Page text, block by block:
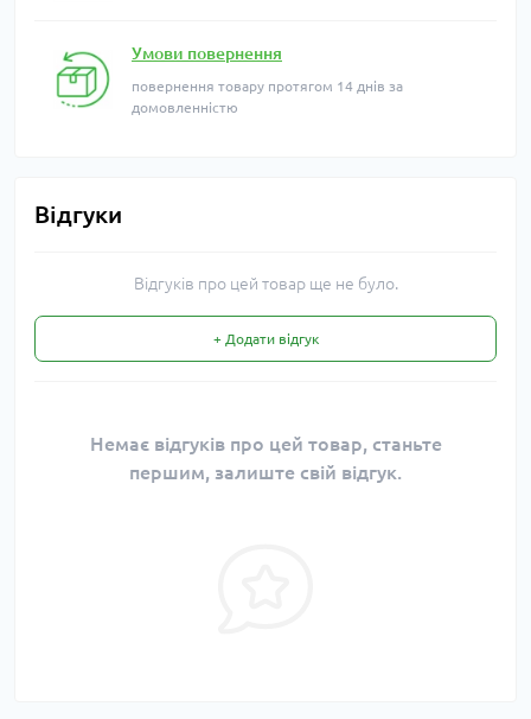
Умови повернення
повернення товару протягом 14 днів за
домовленністю
Відгуки
Відгуків про цей товар ще не було.
+ Додати відгук
Немає відгуків про цей товар, станьте
першим, залиште свій відгук.